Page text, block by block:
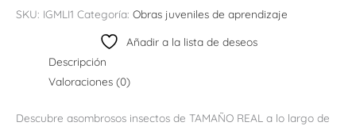
SKU: IGMLI1 Categoría: Obras juveniles de aprendizaje
Añadir a la lista de deseos
Descripción
Valoraciones (0)
Descubre asombrosos insectos de TAMAÑO REAL a lo largo de